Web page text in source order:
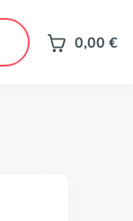
0,00 €